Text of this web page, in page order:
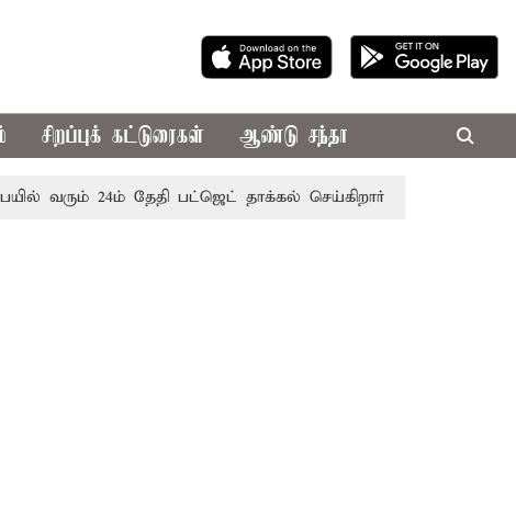
சிறப்புக் கட்டுரைகள் ஆண்டு சந்தா
24ம் தேதி பட்ஜெட் தாக்கல் செய்கிறார் முதல்-அமைச்சர்